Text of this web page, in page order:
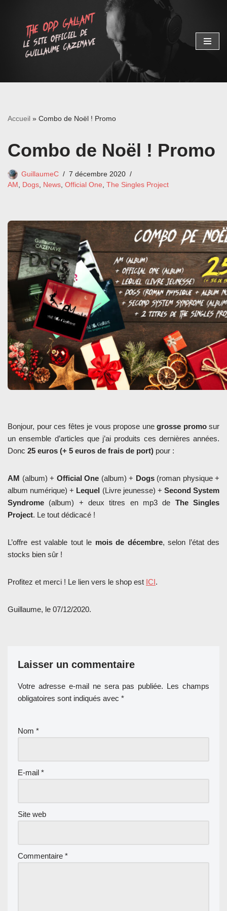
contenu
Accueil » Combo de Noël ! Promo
Combo de Noël ! Promo
GuillaumeC
7 décembre 2020
AM , Dogs, News, Official One, The Singles Project
Bonjour, pour ces fêtes je vous propose une grosse promosur
un ensemble d’articles que j’ai produits ces dernières années.
Donc 25 euros (+ 5 euros de frais de port) pour :
AM (album) + Official One (album) + Dogs(roman physique +
album numérique) + Lequel (Livre jeunesse) + Second System
Syndrome (album) + deux titres en mp3 de The Singles
Project. Le tout dédicacé !
L’offre est valable tout le mois de décembre, selon l’état des
stocks bien sûr !
Profitez et merci ! Le lien vers le shop est ICI.
Guillaume, le 07/12/2020.
Laisser un commentaire
Votre adresse e-mail ne sera pas publiée. Les champs
obligatoires sont indiqués avec *
Nom *
E-mail *
Site web
Commentaire *